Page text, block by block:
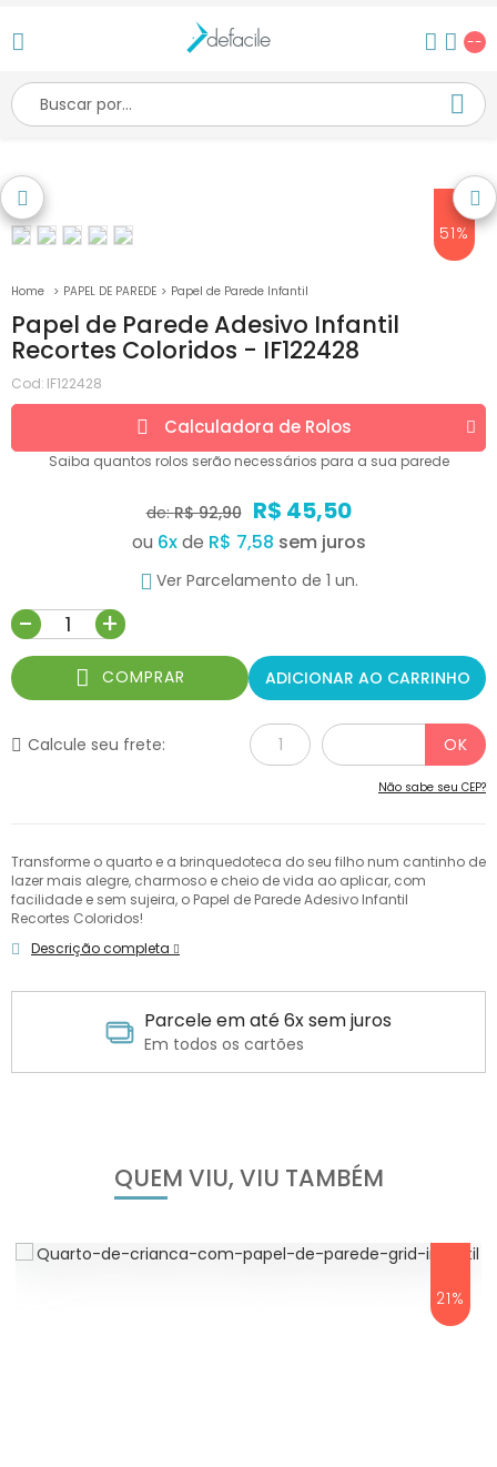
--
51%
PAPEL DE PAREDE Papel de Parede Infantil
Papel de Parede Adesivo Infantil
Recortes Coloridos - IF122428
Cod: IF122428
Calculadora de Rolos
Saiba quantos rolos serão necessários para a sua parede
de:R$ 92,90 R$ 45,50
ou 6xde R$ 7,58
Ver Parcelamento de 1 un.
- +
COMPRAR ADICIONAR AO CARRINHO
Calcule seu frete:
Não sabe seu CEP?
Transforme o quarto e a brinquedoteca do seu filho num cantinho de
lazer mais alegre, charmoso e cheio de vida ao aplicar, com
facilidade e sem sujeira, o Papel de Parede Adesivo Infantil
Recortes Coloridos!
Descrição completa
Parcele em até 6x sem juros
Em todos os cartões
QUEM VIU, VIU TAMBÉM
21%